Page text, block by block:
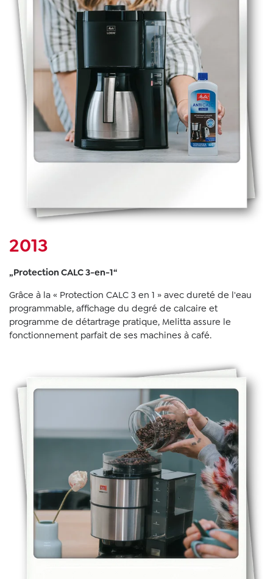
2013
„Protection CALC 3-en-1“
Grâce à la « Protection CALC 3 en 1 » avec dureté de l'eau
programmable, affichage du degré de calcaire et
programme de détartrage pratique, Melitta assure le
fonctionnement parfait de ses machines à café.